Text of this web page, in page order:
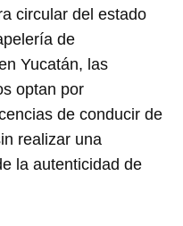
circular del estado
de
Yucatán, las
optan por
de conducir de
realizar una
la autenticidad de